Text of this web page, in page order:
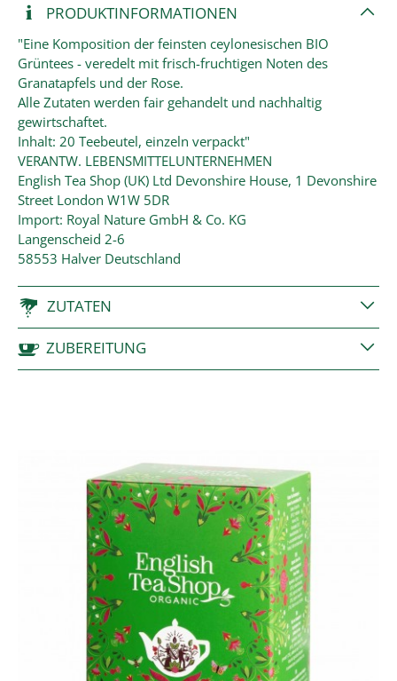
PRODUKT­INFORMATIONEN
"Eine Komposition der feinsten ceylonesischen BIO
Grüntees - veredelt mit frisch-fruchtigen Noten des
Granatapfels und der Rose.
Alle Zutaten werden fair gehandelt und nachhaltig
gewirtschaftet.
Inhalt: 20 Teebeutel, einzeln verpackt"
VERANTW. LEBENSMITTELUNTERNEHMEN
English Tea Shop (UK) Ltd Devonshire House, 1 Devonshire
Street London W1W 5DR
Import: Royal Nature GmbH & Co. KG
Langenscheid 2-6
58553 Halver Deutschland
ZUTATEN
ZUBEREITUNG